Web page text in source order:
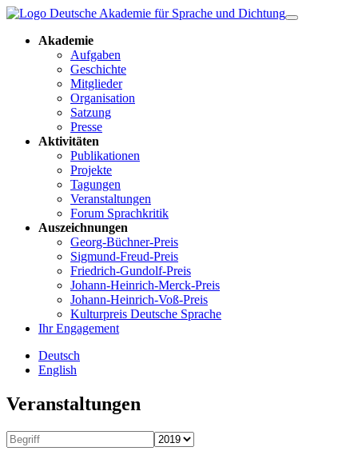
Akademie
Aufgaben
Geschichte
Mitglieder
Organisation
Satzung
Presse
Aktivitäten
Publikationen
Projekte
Tagungen
Veranstaltungen
Forum Sprachkritik
Auszeichnungen
Georg-Büchner-Preis
Sigmund-Freud-Preis
Friedrich-Gundolf-Preis
Johann-Heinrich-Merck-Preis
Johann-Heinrich-Voß-Preis
Kulturpreis Deutsche Sprache
Ihr Engagement
Deutsch
English
Veranstaltungen